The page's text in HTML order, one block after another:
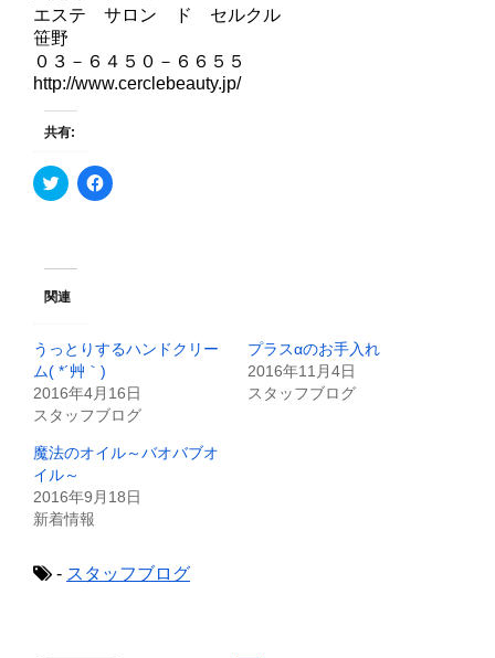
エステ サロン ド セルクル
笹野
０３－６４５０－６６５５
http://www.cerclebeauty.jp/
共有:
ク
リ
T
i
r
で
共
有
(
新
い
ィ
ン
ド
ウ
き
ま
F
a
る
ク
リ
ッ
し
だ
し
い
関連
うっとりするハンドクリー
ム( *´艸｀)
2016年4月16日
スタッフブログ
プラスαのお手入れ
2016年11月4日
スタッフブログ
魔法のオイル～バオバブオ
イル～
2016年9月18日
新着情報
- スタッフブログ